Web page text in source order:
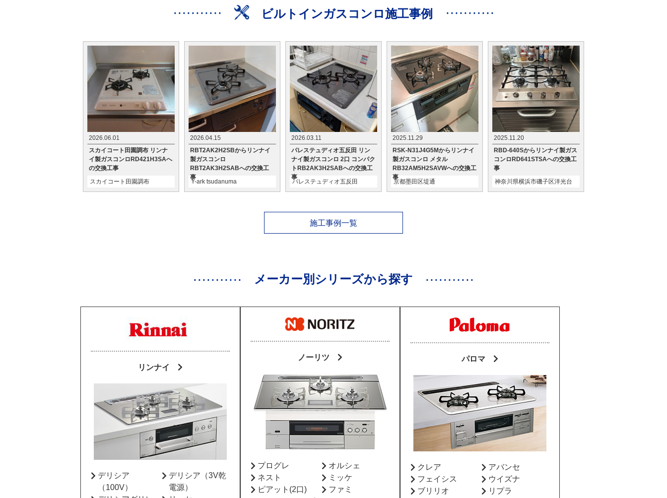
ビルトインガスコンロ施工事例
2026.06.01
スカイコート田園調布 リンナ
イ製ガスコンロRD421H3SAへ
の交換工事
スカイコート田園調布
2026.04.15
RBT2AK2H2SBからリンナイ
製ガスコンロ
RBT2AK3H2SABへの交換工
事
Y-ark tsudanuma
2026.03.11
パレステュディオ五反田 リン
ナイ製ガスコンロ 2口 コンパク
トRB2AK3H2SABへの交換工
事
パレステュディオ五反田
2025.11.29
RSK-N31J4G5Mからリンナイ
製ガスコンロ メタル
RB32AM5H2SAVWへの交換工
事
京都墨田区堤通
2025.11.20
RBD-640Sからリンナイ製ガス
コンロRD641STSAへの交換工
事
神奈川県横浜市磯子区洋光台
施工事例一覧
メーカー別シリーズから探す
リンナイ
デリシア
（100V）
デリシア（3V乾
電源）
ノーリツ
プログレ
オルシェ
ネスト
ミッケ
ピアット(2口)
ファミ
パロマ
クレア
アバンセ
フェイシス
ウイズナ
ブリリオ
リプラ